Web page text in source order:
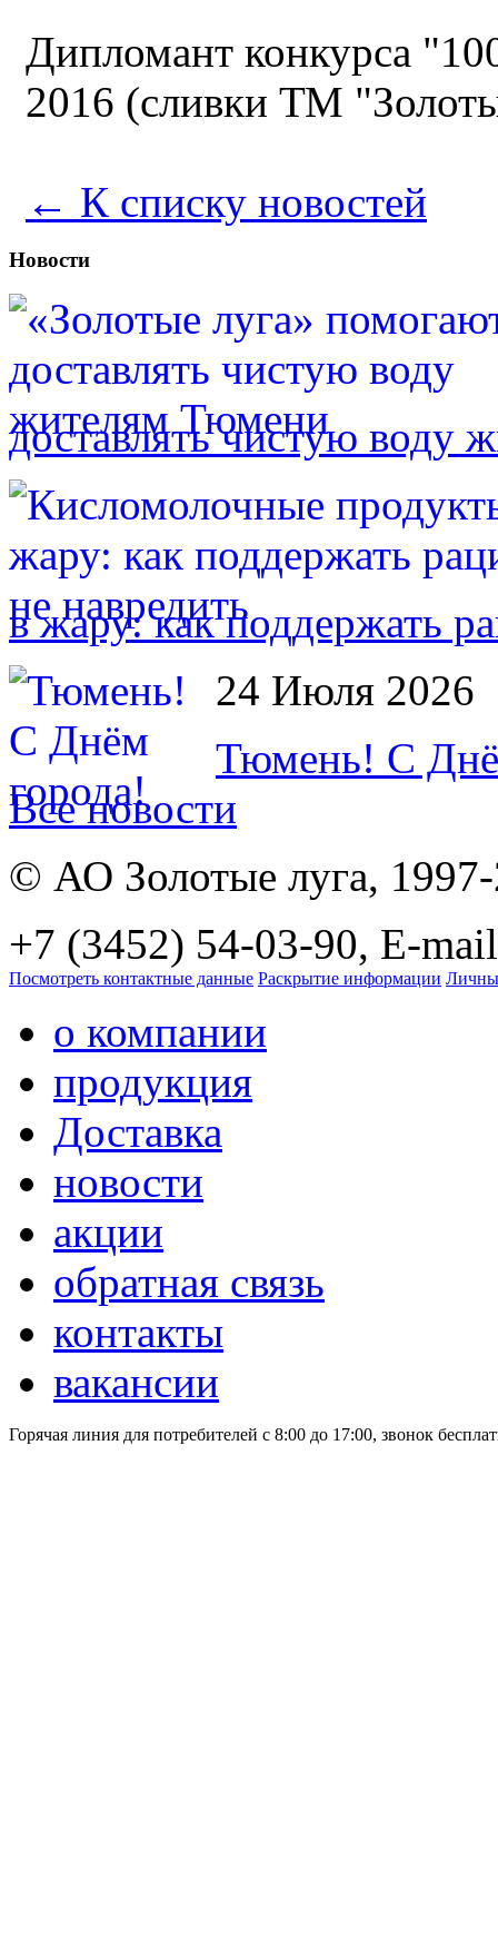
Дипломант конкурса
2016 (сливки ТМ
← К списку новостей
Новости
доставлять чистую воду
в жару: как поддержать
24 Июля 2026
Тюмень! С
Все новости
© АО Золотые луга,
+7 (3452) 54-03-90, E-
Посмотреть контактные данные Раскрытие информации
о компании
продукция
Доставка
новости
акции
обратная связь
контакты
вакансии
Горячая линия для потребителей с 8:00 до 17:00, звонок